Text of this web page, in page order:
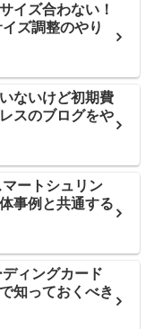
イズ合わない！
ズ調整のやり
ないけど初期費
スのブログをや
マートシュリン
事例と共通する
ィングカード
知っておくべき